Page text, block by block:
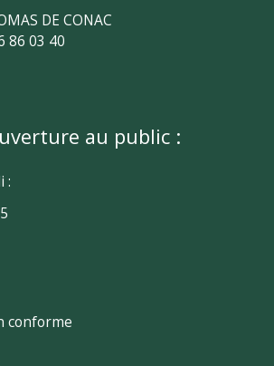
DE CONAC
86 03 40
au public :
:
conforme